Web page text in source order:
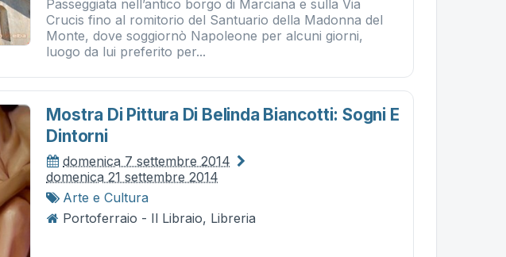
Passeggiata nell’antico borgo di Marciana e sulla Via
Crucis fino al romitorio del Santuario della Madonna del
Monte, dove soggiornò Napoleone per alcuni giorni,
luogo da lui preferito per...
Mostra Di Pittura Di Belinda Biancotti: Sogni E
Dintorni
domenica 7 settembre 2014
domenica 21 settembre 2014
Arte e Cultura
Portoferraio - Il Libraio, Libreria